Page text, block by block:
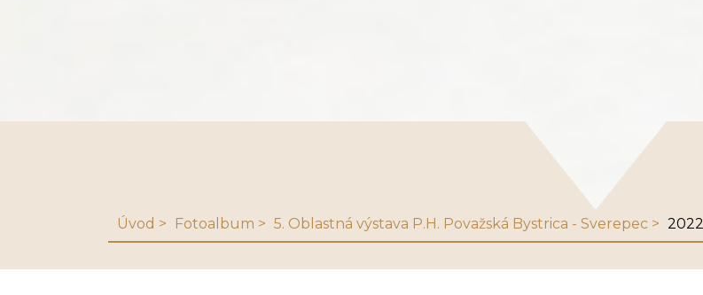
Úvod Fotoalbum 5. Oblastná výstava P.H. Považská Bystrica - Sverepec